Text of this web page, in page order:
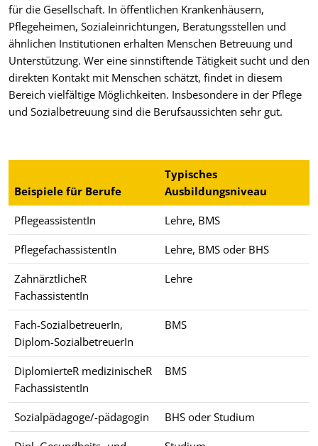
für die Gesellschaft. In öffentlichen Krankenhäusern,
Pflegeheimen, Sozialeinrichtungen, Beratungsstellen und
ähnlichen Institutionen erhalten Menschen Betreuung und
Unterstützung. Wer eine sinnstiftende Tätigkeit sucht und den
direkten Kontakt mit Menschen schätzt, findet in diesem
Bereich vielfältige Möglichkeiten. Insbesondere in der Pflege
und Sozialbetreuung sind die Berufsaussichten sehr gut.
Beispiele für Berufe
Typisches
Ausbildungsniveau
PflegeassistentIn Lehre, BMS
PflegefachassistentIn Lehre, BMS oder BHS
ZahnärztlicheR
FachassistentIn
Lehre
Fach-SozialbetreuerIn,
Diplom-SozialbetreuerIn
BMS
DiplomierteR medizinischeR
FachassistentIn
BMS
Sozialpädagoge/-pädagogin BHS oder Studium